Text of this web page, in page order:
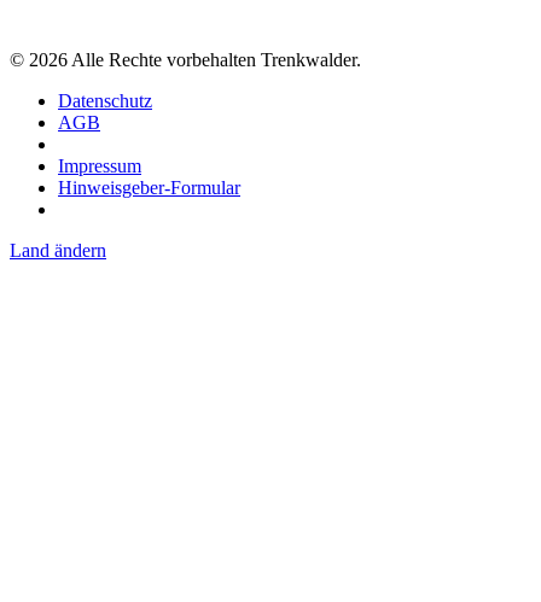
© 2026 Alle Rechte vorbehalten Trenkwalder.
Datenschutz
AGB
Impressum
Hinweisgeber-Formular
Land ändern